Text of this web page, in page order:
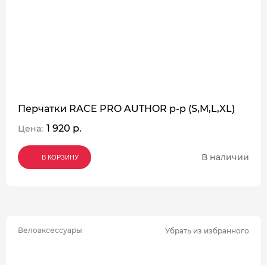
Перчатки RACE PRO AUTHOR p-p (S,M,L,XL)
Цена: 1 920 р.
В КОРЗИНУ
В КОРЗИНУ
В КОРЗИНУ В наличии
Велоаксессуары Убрать из избранного